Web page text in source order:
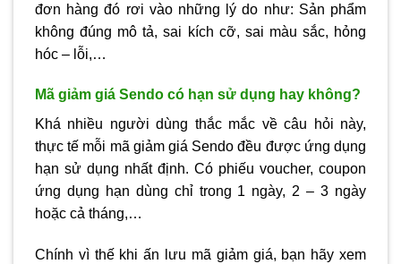
đơn hàng đó rơi vào những lý do như: Sản phẩm
không đúng mô tả, sai kích cỡ, sai màu sắc, hỏng
hóc – lỗi,…
Mã giảm giá Sendo có hạn sử dụng hay không?
Khá nhiều người dùng thắc mắc về câu hỏi này,
thực tế mỗi mã giảm giá Sendo đều được ứng dụng
hạn sử dụng nhất định. Có phiếu voucher, coupon
ứng dụng hạn dùng chỉ trong 1 ngày, 2 – 3 ngày
hoặc cả tháng,…
Chính vì thế khi ấn lưu mã giảm giá, bạn hãy xem